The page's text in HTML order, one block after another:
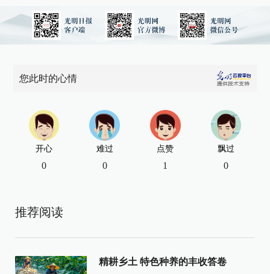
您此时的心情
开心
0
难过
0
点赞
1
飘过
0
推荐阅读
精耕乡土 特色种养的丰收答卷